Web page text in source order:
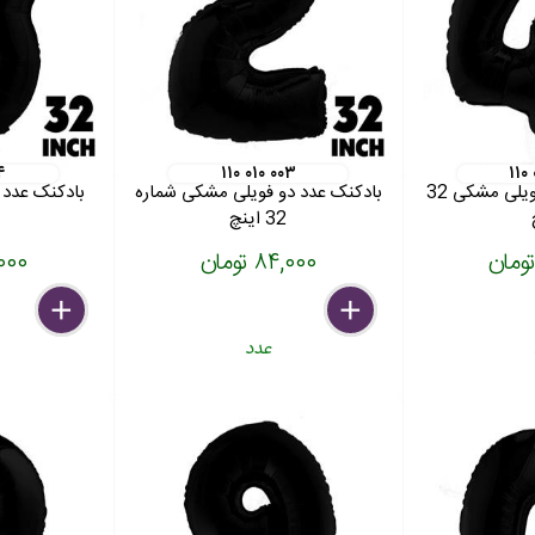
بادکنک عدد چهار فویلی مشکی 32
۱۱۰ ۰۱۰ ۰۰۳
بادکنک عدد دو فویلی مشکی شماره
32 اینچ
۸۴,۰۰۰ تومان
delete
remove
add
عدد
delete
remove
add